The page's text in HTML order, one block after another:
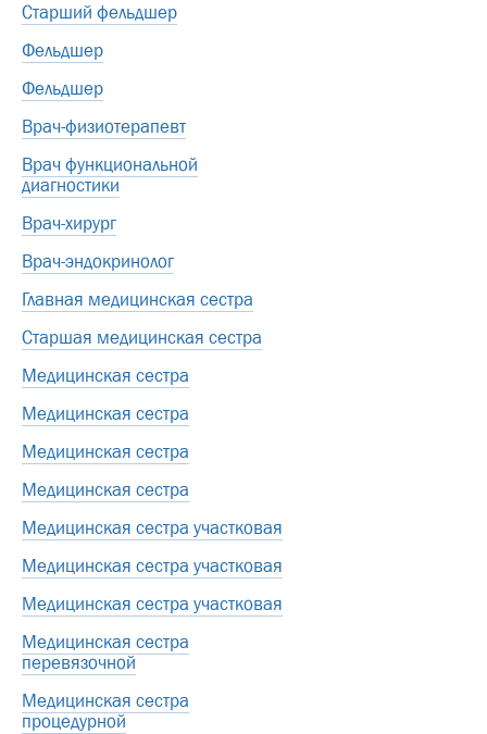
Старший фельдшер
Фельдшер
Фельдшер
Врач-физиотерапевт
Врач функциональной
диагностики
Врач-хирург
Врач-эндокринолог
Главная медицинская сестра
Старшая медицинская сестра
Медицинская сестра
Медицинская сестра
Медицинская сестра
Медицинская сестра
Медицинская сестра участковая
Медицинская сестра участковая
Медицинская сестра участковая
Медицинская сестра
перевязочной
Медицинская сестра
процедурной